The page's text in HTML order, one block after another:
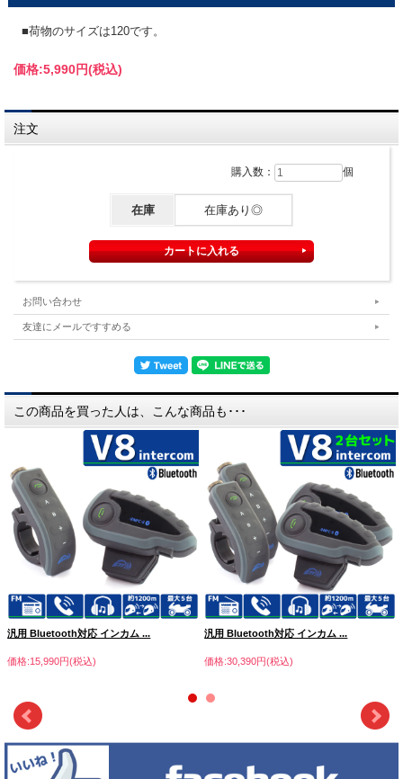
■荷物のサイズは120です。
価格:5,990円(税込)
注文
購入数： 個
在庫 在庫あり◎
お問い合わせ
友達にメールですすめる
この商品を買った人は、こんな商品も･･･
汎用 Bluetooth対応 インカム ...
価格:15,990円(税込)
汎用 Bluetooth対応 インカム ...
価格:30,390円(税込)